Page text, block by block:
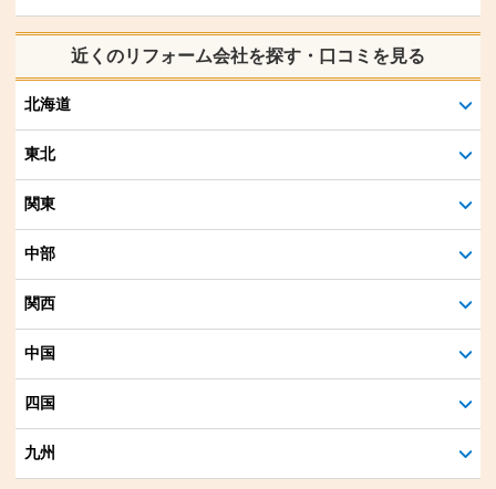
近くのリフォーム会社を探す・口コミを見る
北海道
東北
関東
中部
関西
中国
四国
九州